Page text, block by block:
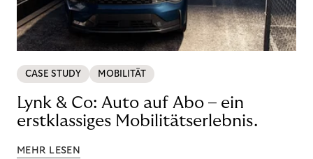
CASE STUDY MOBILITÄT
Lynk & Co: Auto auf Abo – ein
erstklassiges Mobilitätserlebnis.
MEHR LESEN